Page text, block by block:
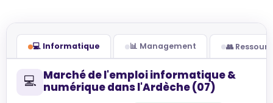
💻 Informatique 📊 Management 👥
💻 Marché de l'emploi informatique &
numérique dans l'Ardèche (07)